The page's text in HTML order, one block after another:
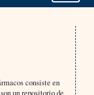
consiste en
un repositorio de